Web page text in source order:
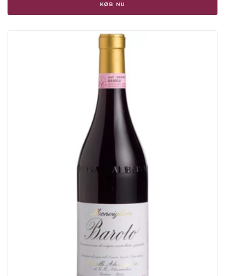
KØB NU